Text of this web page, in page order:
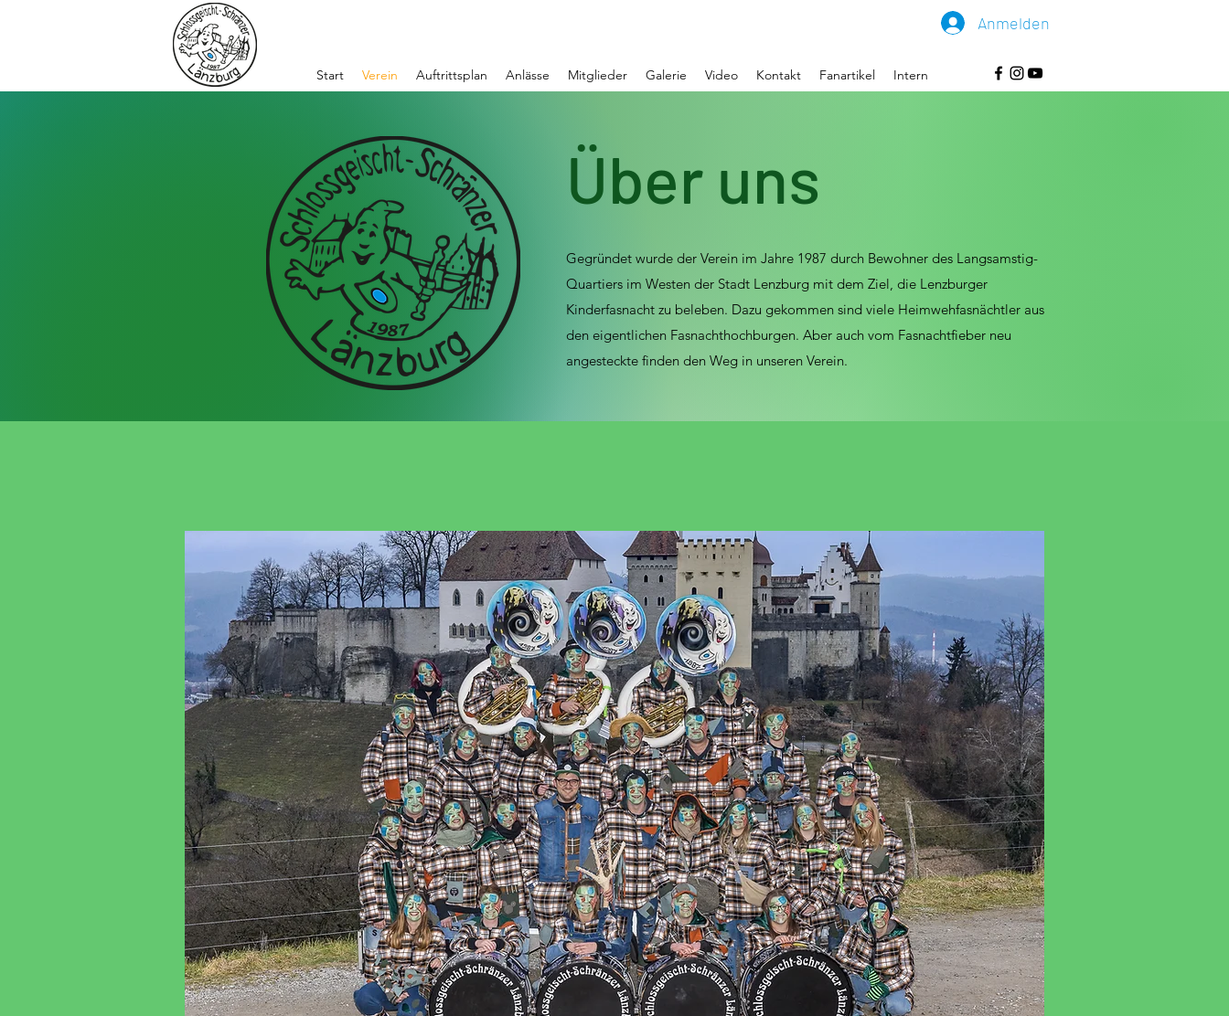
Anmelden
Start Verein Auftrittsplan Anlässe Mitglieder Galerie Video Kontakt Fanartikel Intern
Über uns
Gegründet wurde der Verein im Jahre 1987 durch Bewohner des Langsamstig-
Quartiers im Westen der Stadt Lenzburg mit dem Ziel, die Lenzburger
Kinderfasnacht zu beleben. Dazu gekommen sind viele Heimwehfasnächtler aus
den eigentlichen Fasnachthochburgen. Aber auch vom Fasnachtfieber neu
angesteckte finden den Weg in unseren Verein.